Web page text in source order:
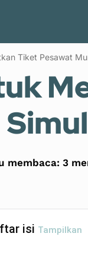
Tiket Pesawat
membaca: 3
isi Tampilkan